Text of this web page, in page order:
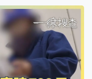
拒絕負責，更揚言
同我鍊過，我個女係
天花板現300隻蟲
得，啱啱自己小朋友
返嚟住。」屋主陳生
年，當時發現單位